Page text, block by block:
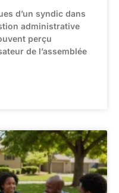
d’un syndic dans
administrative
perçu
de l’assemblée